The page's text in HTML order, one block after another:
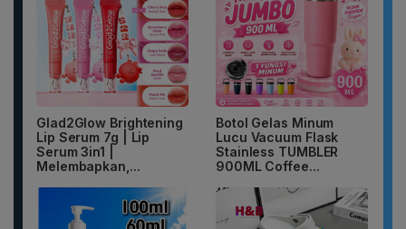
Glad2Glow Brightening
Lip Serum 7g | Lip
Serum 3in1 |
Melembapkan,...
Botol Gelas Minum
Lucu Vacuum Flask
Stainless TUMBLER
900ML Coffee...